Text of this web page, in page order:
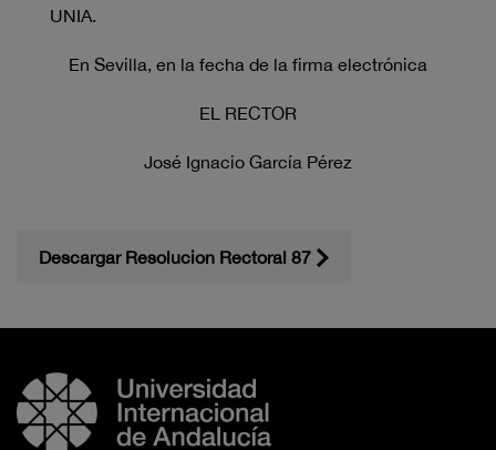
UNIA.
En Sevilla, en la fecha de la firma electrónica
EL RECTOR
José Ignacio García Pérez
Descargar Resolucion Rectoral 87